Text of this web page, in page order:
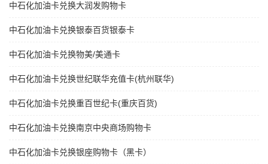
中石化加油卡兑换大润发购物卡
中石化加油卡兑换银泰百货银泰卡
中石化加油卡兑换物美/美通卡
中石化加油卡兑换世纪联华充值卡(杭州联华)
中石化加油卡兑换重百世纪卡(重庆百货)
中石化加油卡兑换南京中央商场购物卡
中石化加油卡兑换银座购物卡（黑卡）